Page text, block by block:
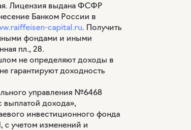
Лицензия выдана ФСФР
Банком России в
capital.ru. Получить
фондами и иными
пл., 28.
не определяют доходы в
гарантируют доходность
управления №6468
дохода»,
инвестиционного фонда
с учетом изменений и